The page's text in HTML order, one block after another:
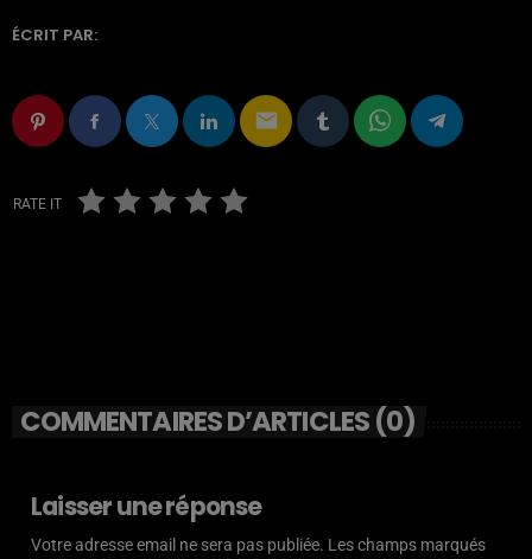
ÉCRIT PAR:
email
RATE IT
COMMENTAIRES D’ARTICLES (0)
Laisser une réponse
Votre adresse email ne sera pas publiée. Les champs marqués